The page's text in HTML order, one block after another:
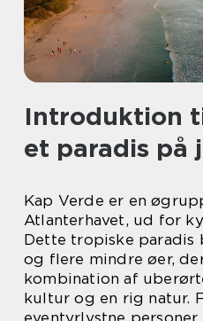
Introduktion
et paradis på
Kap Verde er en
Atlanterhavet, ud for
Dette tropiske paradis
og flere mindre øer,
kombination af
kultur og en rig natur.
eventyrlystne personer